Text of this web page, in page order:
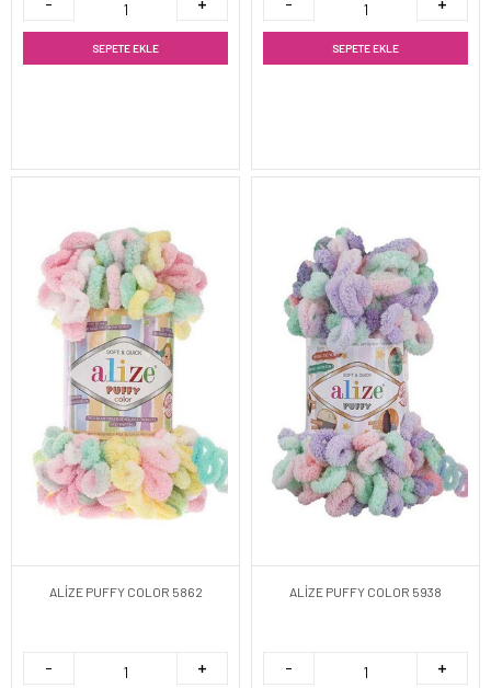
SEPETE EKLE SEPETE EKLE
ALİZE PUFFY COLOR 5862 ALİZE PUFFY COLOR 5938